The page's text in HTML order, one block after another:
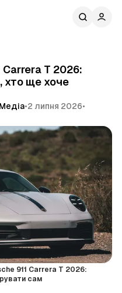
T 2026:
хто ще хоче
•2 липня 2026•
911 Carrera T 2026:
сам